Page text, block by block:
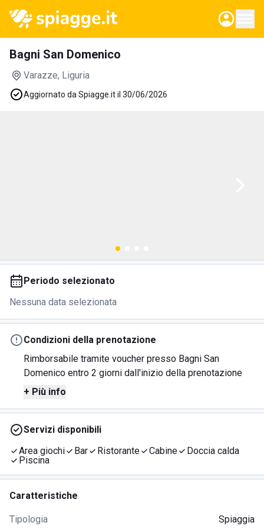
Bagni San Domenico
Varazze, Liguria
Aggiornato da Spiagge.it il 30/06/2026
Periodo selezionato
Nessuna data selezionata
Condizioni della prenotazione
Rimborsabile tramite voucher presso Bagni San
Domenico entro 2 giorni dall'inizio della prenotazione
+ Più info
Servizi disponibili
Area giochi
Bar Ristorante Cabine
Doccia calda
Piscina
Caratteristiche
Tipologia Spiaggia